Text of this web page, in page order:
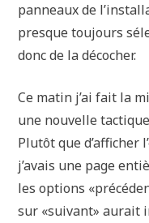
panneaux de
presque toujours
donc de la décocher.
Ce matin j’ai fait la
une nouvelle
Plutôt que d’afficher
j’avais une page
les options
sur «suivant» aurait